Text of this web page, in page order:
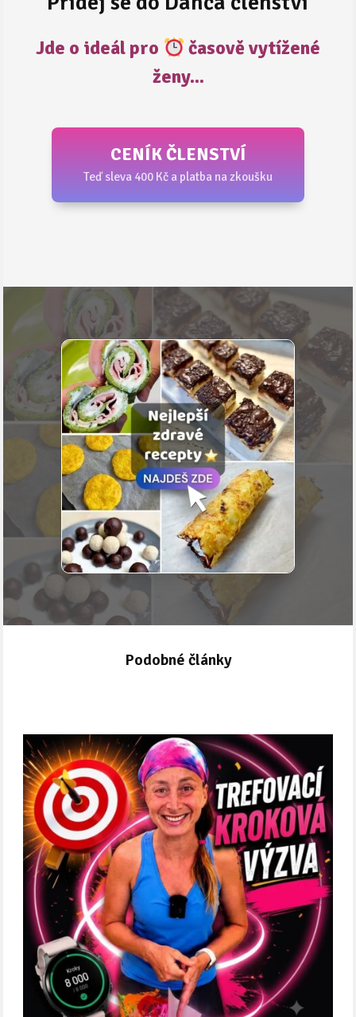
Jde o ideál pro
časově vytížené
ženy...
CENÍK ČLENSTVÍ
Teď sleva 400 Kč a platba na zkoušku
Podobné články